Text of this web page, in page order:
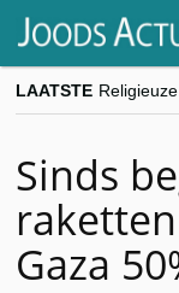
LAATSTE
Sinds
Gaza